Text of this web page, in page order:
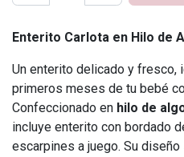
Enterito Carlota en Hilo de
Un enterito delicado y fresco,
primeros meses de tu bebé
Confeccionado en hilo de
incluye enterito con bordado
escarpines a juego. Su